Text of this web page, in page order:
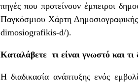
πηγές που προτείνουν έμπειροι
Παγκόσμιου Χάρτη
dimosiografikis-d/).
Καταλάβετε τι είναι γνωστό και
Η διαδικασία ανάπτυξης ενός